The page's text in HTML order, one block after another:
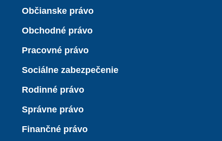
Občianske právo
Obchodné právo
Pracovné právo
Sociálne zabezpečenie
Rodinné právo
Správne právo
Finančné právo